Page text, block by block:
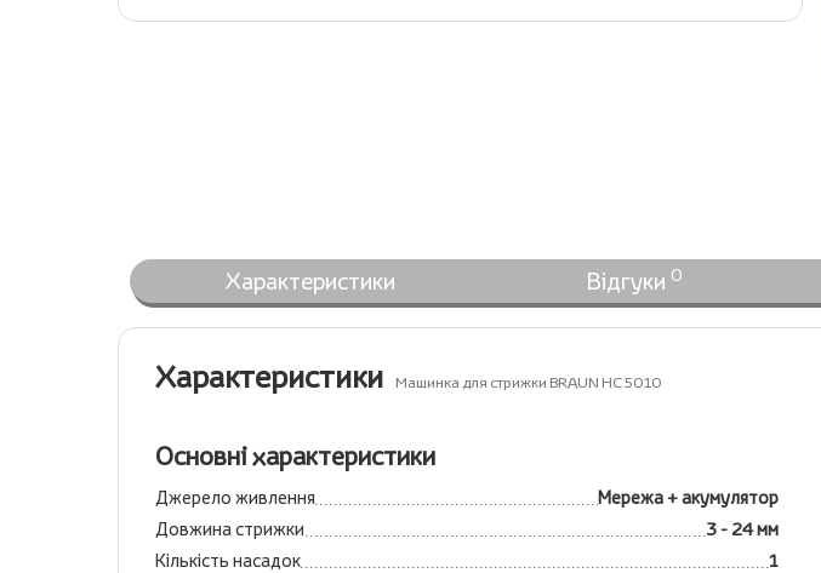
Характеристики Відгуки 0
Характеристики Машинка для стрижки BRAUN HC 5010
Основні характеристики
Джерело живлення
Мережа + акумулятор
Довжина стрижки
3 - 24 мм
Кількість насадок
1